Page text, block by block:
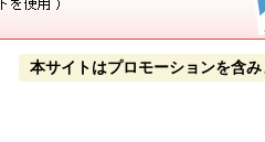
本サイトはプロモーションを含み